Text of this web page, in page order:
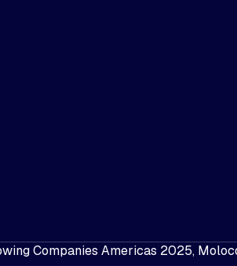
Companies Americas 2025,